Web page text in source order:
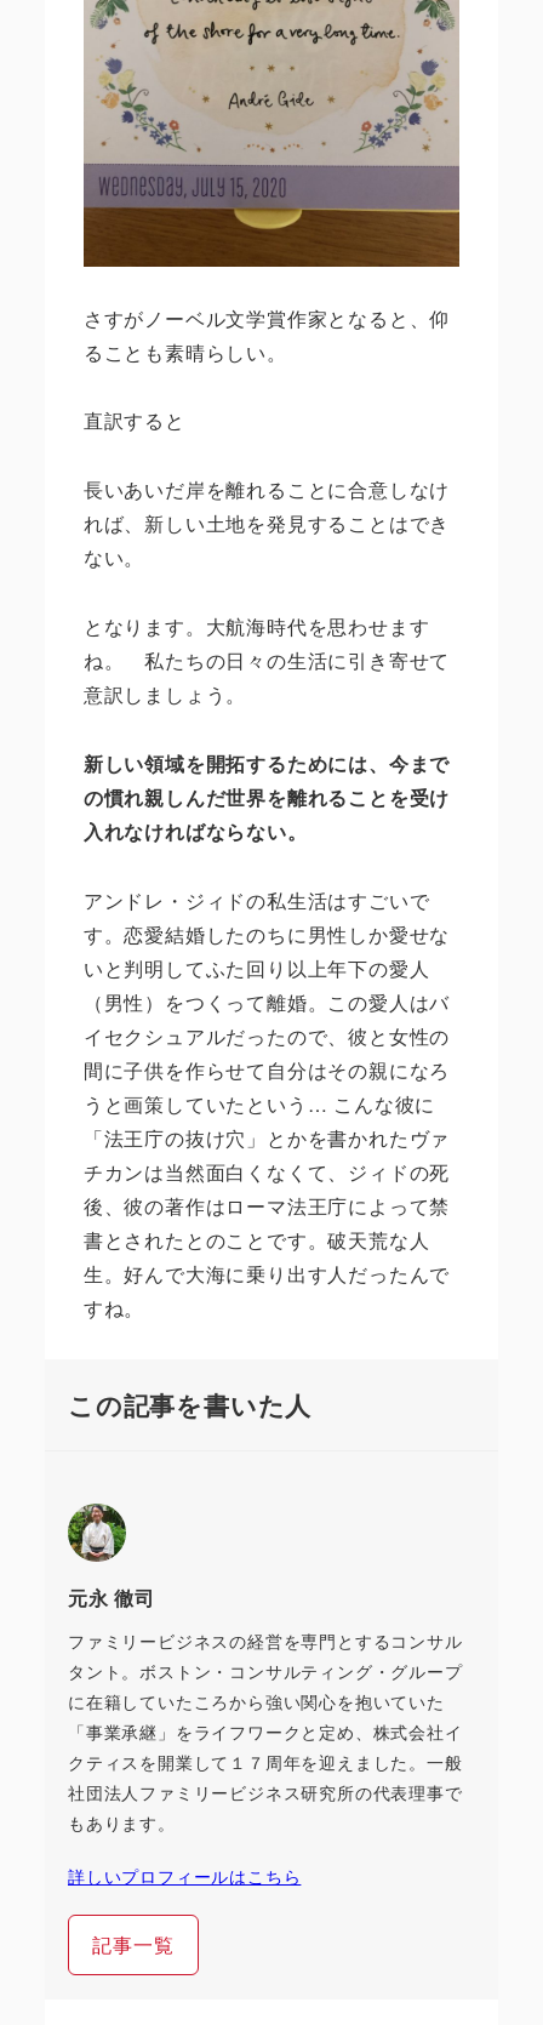
さすがノーベル文学賞作家となると、仰
ることも素晴らしい。
直訳すると
長いあいだ岸を離れることに合意しなけ
れば、新しい土地を発見することはでき
ない。
となります。大航海時代を思わせます
ね。 私たちの日々の生活に引き寄せて
意訳しましょう。
新しい領域を開拓するためには、今まで
の慣れ親しんだ世界を離れることを受け
入れなければならない。
アンドレ・ジィドの私生活はすごいで
す。恋愛結婚したのちに男性しか愛せな
いと判明してふた回り以上年下の愛人
（男性）をつくって離婚。この愛人はバ
イセクシュアルだったので、彼と女性の
間に子供を作らせて自分はその親になろ
うと画策していたという … こんな彼に
「法王庁の抜け穴」とかを書かれたヴァ
チカンは当然面白くなくて、ジィドの死
後、彼の著作はローマ法王庁によって禁
書とされたとのことです。破天荒な人
生。好んで大海に乗り出す人だったんで
すね。
この記事を書いた人
元永 徹司
ファミリービジネスの経営を専門とするコンサル
タント。ボストン・コンサルティング・グループ
に在籍していたころから強い関心を抱いていた
「事業承継」をライフワークと定め、株式会社イ
クティスを開業して１７周年を迎えました。一般
社団法人ファミリービジネス研究所の代表理事で
もあります。
詳しいプロフィールはこちら
記事一覧